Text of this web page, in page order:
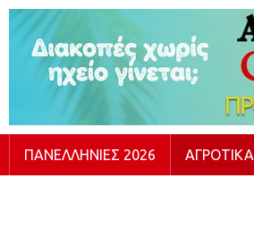
ΠΑΝΕΛΛΉΝΙΕΣ 2026 ΑΓΡΟΤΙΚΆ